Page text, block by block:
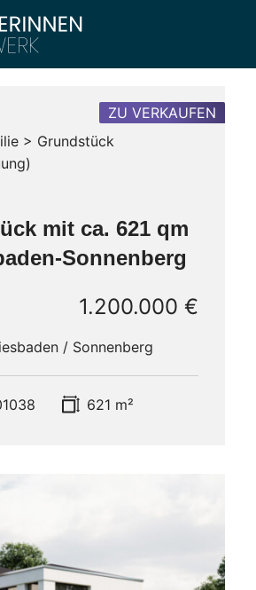
> Grundstück
ZU VERKAUFEN
mit ca. 621 qm
Sonnenberg
/ Sonnenberg
1.200.000 €
621 m²